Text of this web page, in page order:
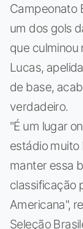
Campeonato
um dos gols
que culminou
Lucas,
de base,
verdadeiro.
"É um lugar
estádio muito
manter essa
classificação
Americana",
Seleção